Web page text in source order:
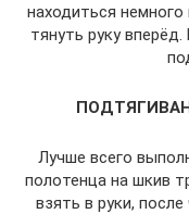
находиться
тянуть руку
Лучше всего
полотенца на шкив
взять в руки,